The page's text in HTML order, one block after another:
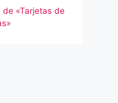
«Tarjetas de